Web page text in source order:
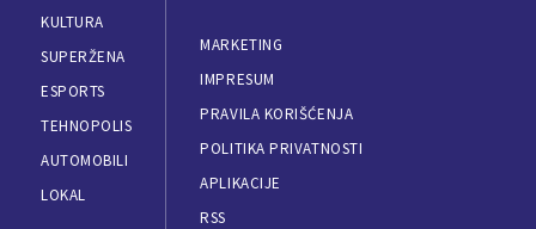
KULTURA
SUPERŽENA
ESPORTS
TEHNOPOLIS
AUTOMOBILI
LOKAL
MARKETING
IMPRESUM
PRAVILA KORIŠĆENJA
POLITIKA PRIVATNOSTI
APLIKACIJE
RSS